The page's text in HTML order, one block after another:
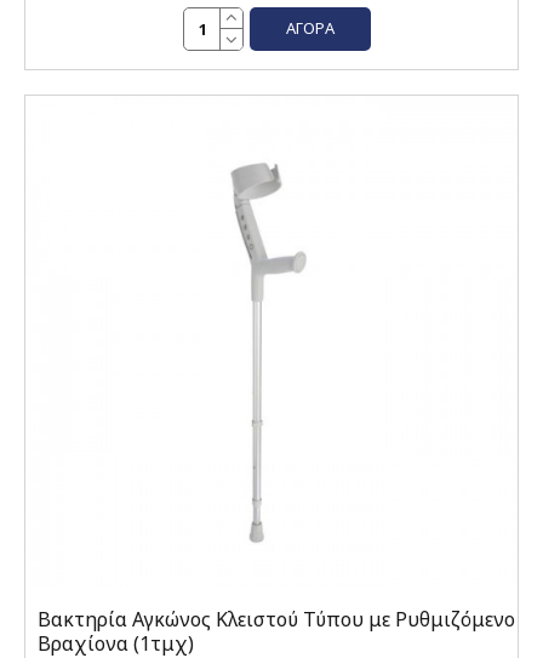
ΑΓΟΡΆ
Βακτηρία Αγκώνος Κλειστού Τύπου με Ρυθμιζόμενο
Βραχίονα (1τμχ)